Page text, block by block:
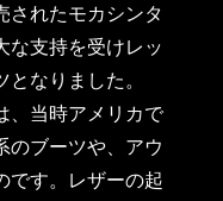
されたモカシンタ
な支持を受けレッ
なりました。
、当時アメリカで
のブーツや、アウ
です。レザーの起